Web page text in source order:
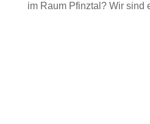
im Raum Pfinztal? Wir sind